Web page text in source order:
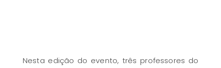
Nesta edição do evento, três professores do